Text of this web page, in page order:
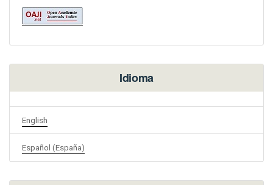
Idioma
English
Español (España)